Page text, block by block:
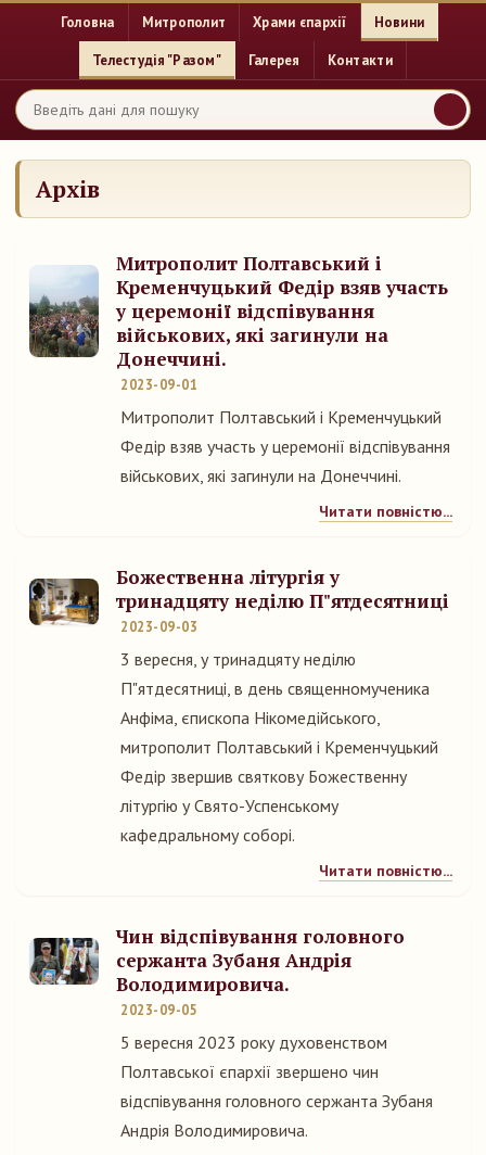
Головна Митрополит Храми єпархії Новини
Телестудія "Разом" Галерея Контакти
Архів
Митрополит Полтавський і
Кременчуцький Федір взяв участь
у церемонії відспівування
військових, які загинули на
Донеччині.
2023-09-01
Митрополит Полтавський і Кременчуцький
Федір взяв участь у церемонії відспівування
військових, які загинули на Донеччині.
Читати повністю...
Божественна літургія у
тринадцяту неділю П"ятдесятниці
2023-09-03
3 вересня, у тринадцяту неділю
П"ятдесятниці, в день священномученика
Анфіма, єпископа Нікомедійського,
митрополит Полтавський і Кременчуцький
Федір звершив святкову Божественну
літургію у Свято-Успенському
кафедральному соборі.
Читати повністю...
Чин відспівування головного
сержанта Зубаня Андрія
Володимировича.
2023-09-05
5 вересня 2023 року духовенством
Полтавської єпархії звершено чин
відспівування головного сержанта Зубаня
Андрія Володимировича.